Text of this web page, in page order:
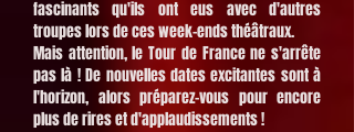
fascinants qu'ils ont eus avec d'autres
troupes lors de ces week-ends théâtraux.
Mais attention, le Tour de France ne s'arrête
pas là ! De nouvelles dates excitantes sont à
l'horizon, alors préparez-vous pour encore
plus de rires et d'applaudissements !